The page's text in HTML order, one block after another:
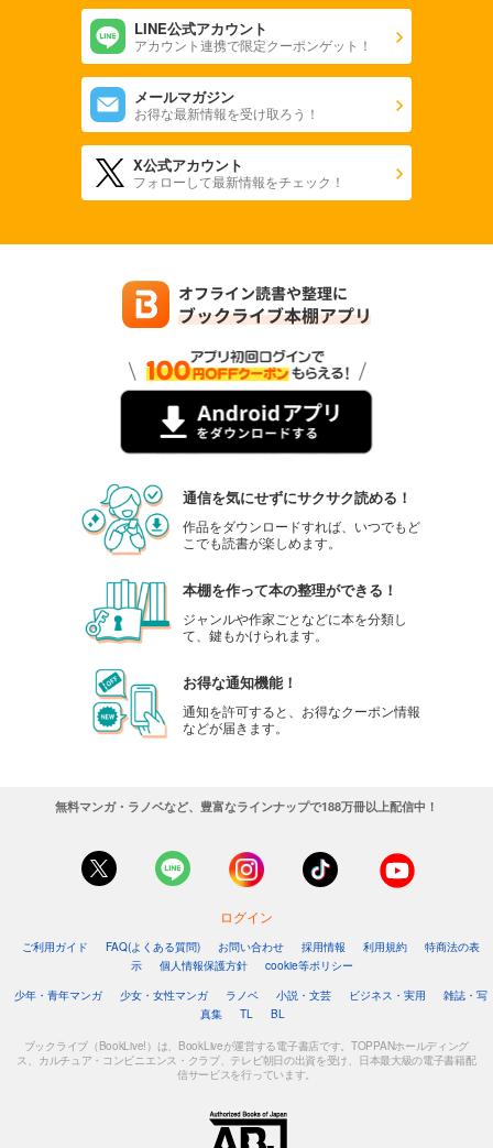
LINE公式アカウント
アカウント連携で限定クーポンゲット！
メールマガジン
お得な最新情報を受け取ろう！
X公式アカウント
フォローして最新情報をチェック！
通信を気にせずにサクサク読める！
作品をダウンロードすれば、いつでもど
こでも読書が楽しめます。
本棚を作って本の整理ができる！
ジャンルや作家ごとなどに本を分類し
て、鍵もかけられます。
お得な通知機能！
通知を許可すると、お得なクーポン情報
などが届きます。
無料マンガ・ラノベなど、豊富なラインナップで188万冊以上配信中！
ログイン
ご利用ガイド FAQ(よくある質問) お問い合わせ 採用情報 利用規約
特商法の表
示
個人情報保護方針
cookie等ポリシー
少年・青年マンガ
少女・女性マンガ ラノベ 小説・文芸 ビジネス・実用
雑誌・写
真集
TL BL
ブックライブ（BookLive!）は、BookLiveが運営する電子書店です。TOPPANホールディング
ス、カルチュア・コンビニエンス・クラブ、テレビ朝日の出資を受け、日本最大級の電子書籍配
信サービスを行っています。